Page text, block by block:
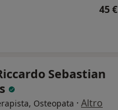
45 €
Sebastian
Osteopata · Altro